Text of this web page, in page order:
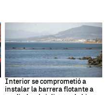
CRISIS MIGRATORIA
Interior se comprometió a
instalar la barrera flotante a